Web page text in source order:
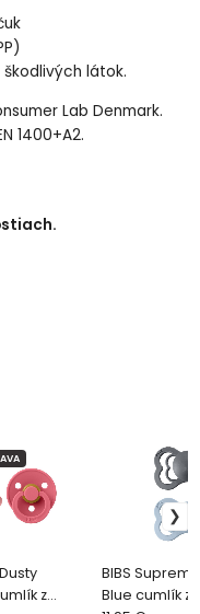
škodlivých látok.
Lab Denmark.
1400+A2.
z
BIBS
Blue cumlík z